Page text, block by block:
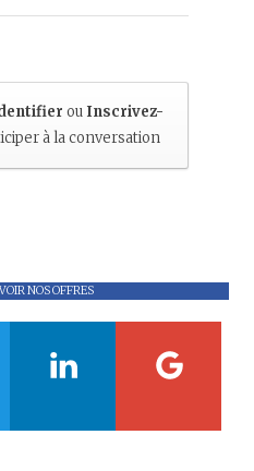
ou Inscrivez-
à la conversation
VOIR NOS OFFRES